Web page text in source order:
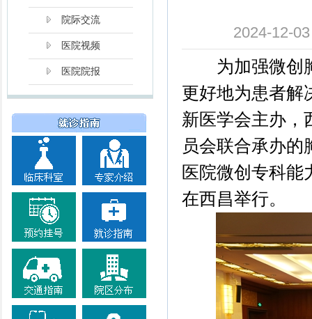
院际交流
医院视频
医院院报
2024-12-
为加强微创胸
更好地为患者解
新医学会主办，
员会联合承办的
医院微创专科能
在西昌举行。